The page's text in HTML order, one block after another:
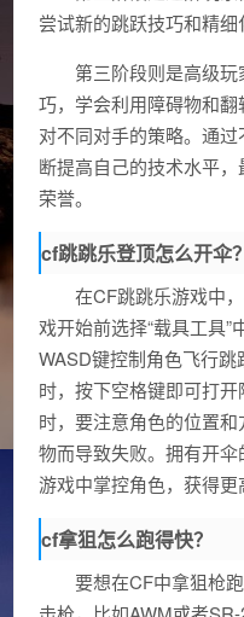
尝试新的跳跃技巧和精细
第三阶段则是高级
巧，学会利用障碍物和
对不同对手的策略。通
断提高自己的技术水平
荣誉。
cf跳跳乐登顶怎么开伞？
在CF跳跳乐游戏中
戏开始前选择“载具工具”
WASD键控制角色飞行
时，按下空格键即可打
时，要注意角色的位置
物而导致失败。拥有开
游戏中掌控角色，获得更
cf拿狙怎么跑得快？
要想在CF中拿狙枪